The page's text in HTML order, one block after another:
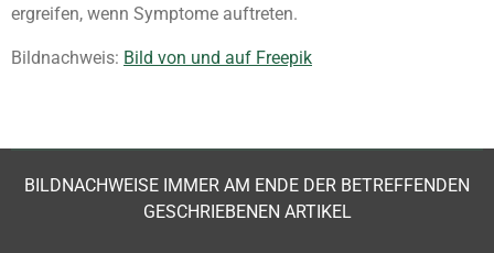
ergreifen, wenn Symptome auftreten.
Bildnachweis: Bild von und auf Freepik
BILDNACHWEISE IMMER AM ENDE DER BETREFFENDEN
GESCHRIEBENEN ARTIKEL